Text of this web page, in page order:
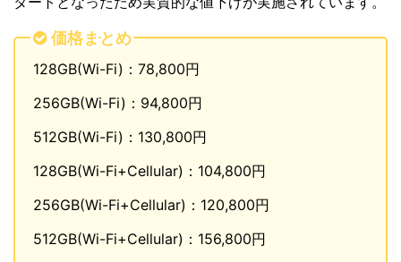
価格まとめ
128GB(Wi-Fi)：78,800円
256GB(Wi-Fi)：94,800円
512GB(Wi-Fi)：130,800円
128GB(Wi-Fi+Cellular)：104,800円
256GB(Wi-Fi+Cellular)：120,800円
512GB(Wi-Fi+Cellular)：156,800円